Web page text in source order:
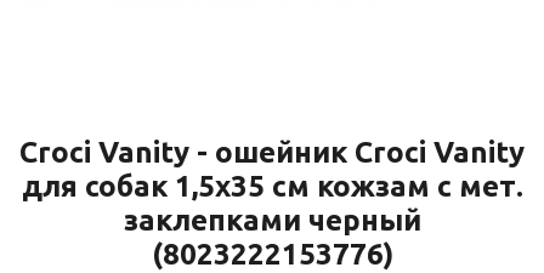
Croci Vanity - ошейник Croci Vanity
для собак 1,5x35 см кожзам с мет.
заклепками черный
(8023222153776)